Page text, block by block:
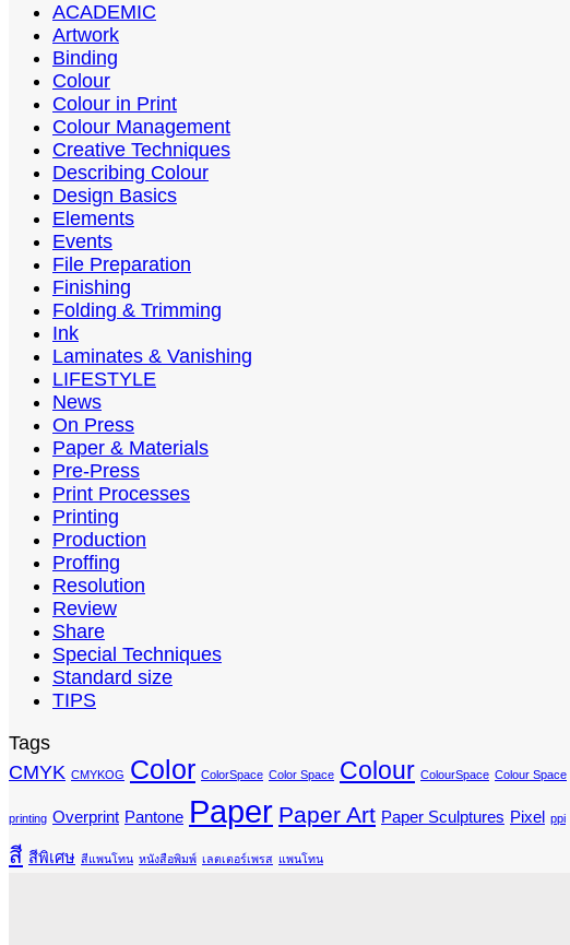
ACADEMIC
Artwork
Binding
Colour
Colour in Print
Colour Management
Creative Techniques
Describing Colour
Design Basics
Elements
Events
File Preparation
Finishing
Folding & Trimming
Ink
Laminates & Vanishing
LIFESTYLE
News
On Press
Paper & Materials
Pre-Press
Print Processes
Printing
Production
Proffing
Resolution
Review
Share
Special Techniques
Standard size
TIPS
Tags
CMYK CMYKOG Color ColorSpace Color Space Colour ColourSpace Colour Space
printing Overprint Pantone Paper Paper Art Paper Sculptures Pixel ppi
สี สีพิเศษ สีแพนโทน หนังสือพิมพ์ เลตเตอร์เพรส แพนโทน